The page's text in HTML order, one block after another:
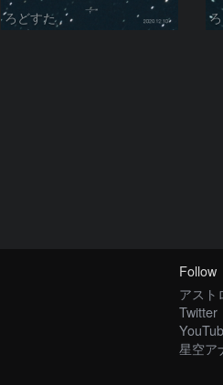
ろどすた
Follow
アスト
Twitter
星空ア